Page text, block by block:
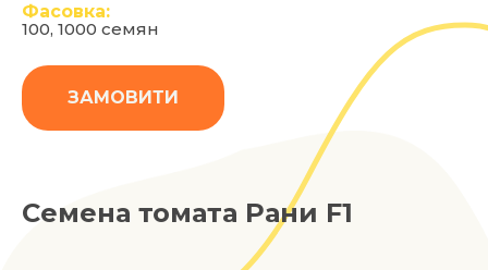
Фасовка:
100, 1000 семян
ЗАМОВИТИ
Семена томата Рани F1